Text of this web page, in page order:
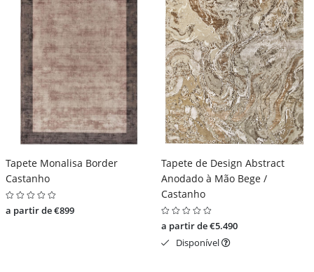
Tapete Monalisa Border
Castanho
a partir de €899
Tapete de Design Abstract
Anodado à Mão Bege /
Castanho
a partir de €5.490
Disponível